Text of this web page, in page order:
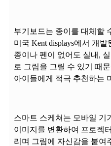
부기보드는 종이를 대체할
미국 Kent displays에서 개
종이나 펜이 없어도 실내,
로 그림을 그릴 수 있기 때
아이들에게 적극 추천하는
스마트 스케쳐는 모바일 기
이미지를 변환하여 프로젝
리며 그림에 자신감을 붙여